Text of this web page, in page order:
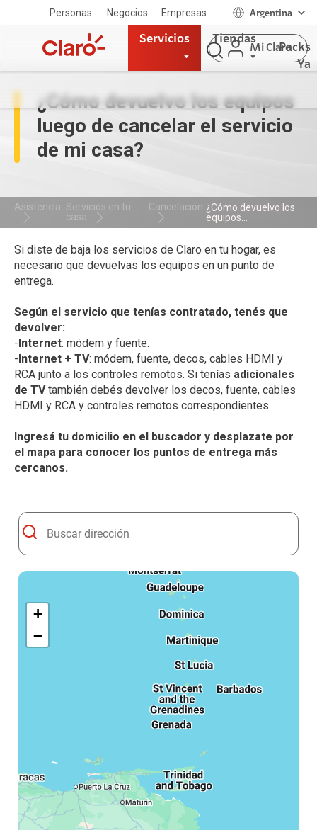
Personas Negocios Empresas Argentina
Servicios Tiendas
Packs
Ya
Mi Claro
¿Cómo devuelvo los equipos
luego de cancelar el servicio
de mi casa?
Asistencia Servicios en tu
casa
Cancelación ¿Cómo devuelvo los
equipos...
Si diste de baja los servicios de Claro en tu hogar, es
necesario que devuelvas los equipos en un punto de
entrega.
Según el servicio que tenías contratado, tenés que
devolver:
-Internet: módem y fuente.
-Internet + TV: módem, fuente, decos, cables HDMI y
RCA junto a los controles remotos. Si tenías adicionales
de TVtambién debés devolver los decos, fuente, cables
HDMI y RCA y controles remotos correspondientes.
Ingresá tu domicilio en el buscador y desplazate por
el mapa para conocer los puntos de entrega más
cercanos.